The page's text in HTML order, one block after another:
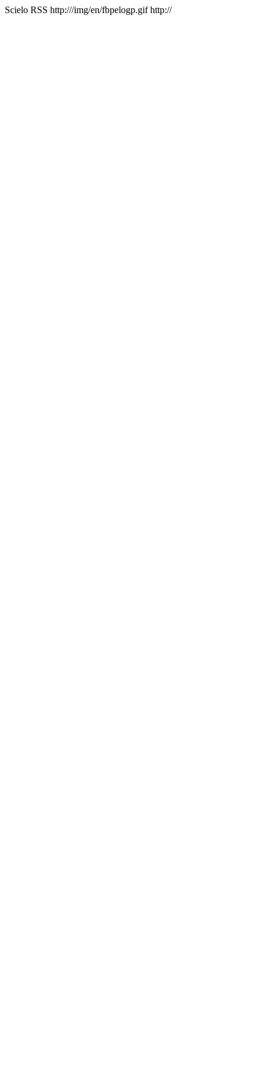
Scielo RSS http:///img/en/fbpelogp.gif http://